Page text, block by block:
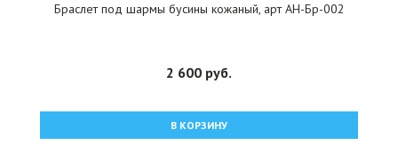
Браслет под шармы бусины кожаный, арт АН-Бр-002
2 600 руб.
В КОРЗИНУ